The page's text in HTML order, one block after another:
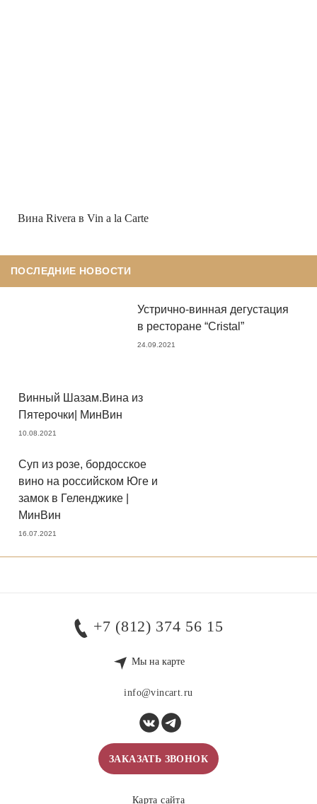
Вина Rivera в Vin a la Carte
ПОСЛЕДНИЕ НОВОСТИ
Устрично-винная дегустация
в ресторане “Cristal”
24.09.2021
Винный Шазам.Вина из
Пятерочки| МинВин
10.08.2021
Суп из розе, бордосское
вино на российском Юге и
замок в Геленджике |
МинВин
16.07.2021
+7 (812) 374 56 15
Мы на карте
info@vincart.ru
ЗАКАЗАТЬ ЗВОНОК
Карта сайта